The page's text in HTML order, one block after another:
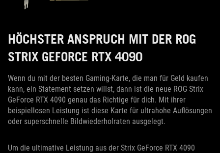
HÖCHSTER ANSPRUCH MIT DER ROG
STRIX GEFORCE RTX 4090
Wenn du mit der besten Gaming-Karte, die man für Geld kaufen
kann, ein Statement setzen willst, dann ist die neue ROG Strix
GeForce RTX 4090 genau das Richtige für dich. Mit ihrer
beispiellosen Leistung ist diese Karte für ultrahohe Auflösungen
oder superschnelle Bildwiederholraten ausgelegt.
Um die ultimative Leistung aus der Strix GeForce RTX 4090